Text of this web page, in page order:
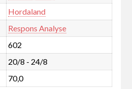
Hordaland
Respons Analyse
602
20/8 - 24/8
70,0